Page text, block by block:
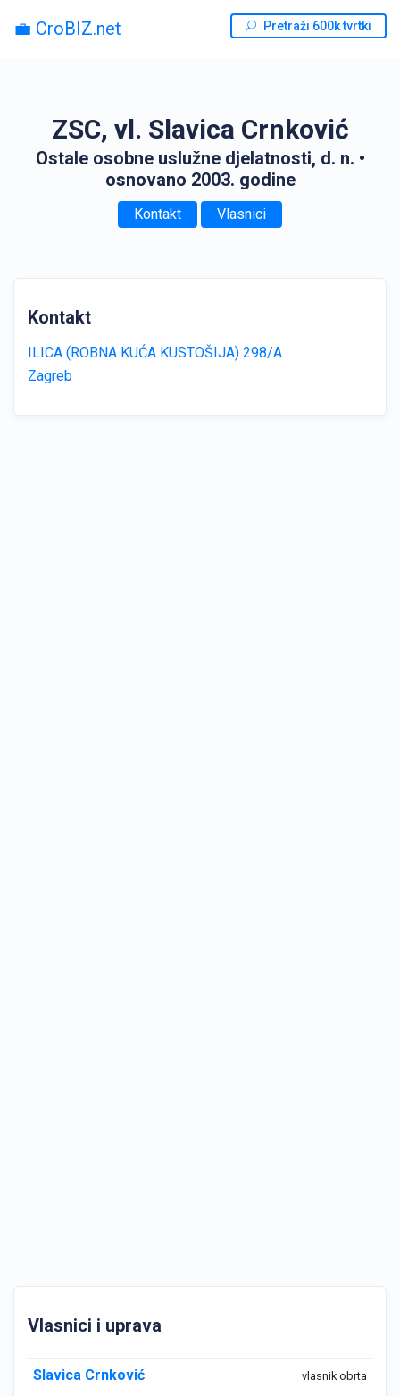
💼 CroBIZ.net Pretraži 600k tvrtki
ZSC, vl. Slavica Crnković
Ostale osobne uslužne djelatnosti, d. n. •
osnovano 2003. godine
Kontakt Vlasnici
Kontakt
ILICA (ROBNA KUĆA KUSTOŠIJA) 298/A
Zagreb
Vlasnici i uprava
Slavica Crnković vlasnik obrta